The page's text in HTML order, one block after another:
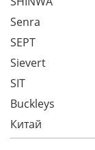
Senra
SEPT
Sievert
SIT
Buckleys
Китай